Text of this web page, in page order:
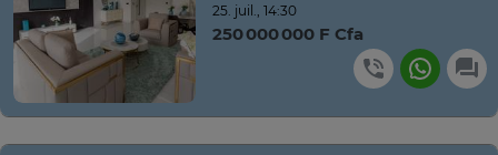
25. juil., 14:30
250 000 000 F Cfa